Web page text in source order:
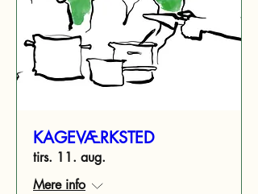
KAGEVÆRKSTED
tirs. 11. aug.
Mere info